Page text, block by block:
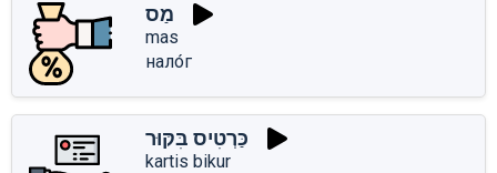
מַס
mas
нало́г
כַּרְטִיס בִּקּוּר
kartis bikur